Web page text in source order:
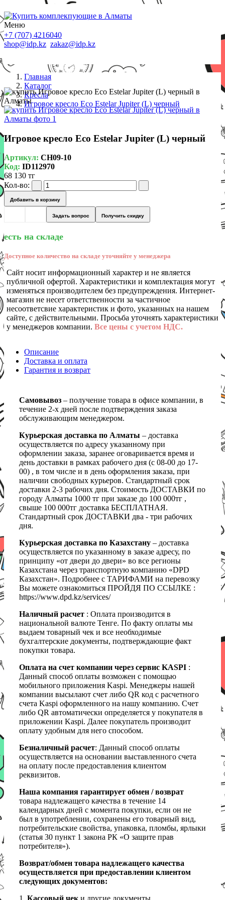
Меню
+7 (707) 4216040
shop@idp.kz zakaz@idp.kz
Главная
Каталог
Кресла
Игровое кресло Eco Estelar Jupiter (L) черный
Игровое кресло Eco Estelar Jupiter (L) черный
Артикул: CH09-10
Код: ID112970
68 130 тг
Кол-во:
Добавить в корзину
Задать вопрос Получить скидку
есть на складе
Доступное количество на складе уточняйте у менеджера
Сайт носит информационный характер и не является
публичной офертой. Характеристики и комплектация могут
изменяться производителем без предупреждения. Интернет-
магазин не несет ответственности за частичное
несоответсвие характеристик и фото, указанных на нашем
сайте, с действительными. Просьба уточнять характеристики
у менеджеров компании. Все цены с учетом НДС.
Описание
Доставка и оплата
Гарантия и возврат
Самовывоз – получение товара в офисе компании, в
течение 2-х дней после подтверждения заказа
обслуживающим менеджером.
Курьерская доставка по Алматы – доставка
осуществляется по адресу указанному при
оформлении заказа, заранее оговаривается время и
день доставки в рамках рабочего дня (с 08-00 до 17-
00) , в том числе и в день оформления заказа, при
наличии свободных курьеров. Стандартный срок
доставки 2-3 рабочих дня. Стоимость ДОСТАВКИ по
городу Алматы 1000 тг при заказе до 100 000тг ,
свыше 100 000тг доставка БЕСПЛАТНАЯ.
Стандартный срок ДОСТАВКИ два - три рабочих
дня.
Курьерская доставка по Казахстану – доставка
осуществляется по указанному в заказе адресу, по
принципу «от двери до двери» во все регионы
Казахстана через транспортную компанию «DPD
Казахстан». Подробнее с ТАРИФАМИ на перевозку
Вы можете ознакомиться ПРОЙДЯ ПО ССЫЛКЕ :
https://www.dpd.kz/services/
Наличный расчет : Оплата производится в
национальной валюте Тенге. По факту оплаты мы
выдаем товарный чек и все необходимые
бухгалтерские документы, подтверждающие факт
покупки товара.
Оплата на счет компании через сервис KASPI :
Данный способ оплаты возможен с помощью
мобильного приложения Kaspi. Менеджеры нашей
компании высылают счет либо QR код с расчетного
счета Kaspi оформленного на нашу компанию. Счет
либо QR автоматически определяется у покупателя в
приложении Kaspi. Далее покупатель производит
оплату удобным для него способом.
Безналичный расчет: Данный способ оплаты
осуществляется на основании выставленного счета
на оплату после предоставления клиентом
реквизитов.
Наша компания гарантирует обмен / возврат
товара надлежащего качества в течение 14
календарных дней с момента покупки, если он не
был в употреблении, сохранены его товарный вид,
потребительские свойства, упаковка, пломбы, ярлыки
(статья 30 пункт 1 закона РК «О защите прав
потребителя»).
Возврат/обмен товара надлежащего качества
осуществляется при предоставлении клиентом
следующих документов: